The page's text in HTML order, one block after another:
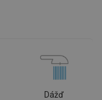
Dážď